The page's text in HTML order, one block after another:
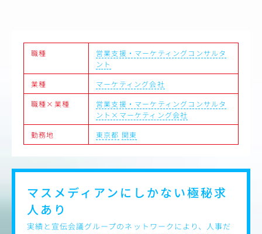
価・契約・スキーム）
別するフィルター
可能な案件を創出し続ける状態
る案件を設計できている状態
語化・再現性がある状態
利）への強いコミット
築志向
・同社マーケテ
・社内ミーティ
・役員秘書業務
【作成する資料
・ＰＥＳＴ・５
職種
営業支援・マーケティングコンサルタ
ント
業種
マーケティング会社
職種×業種
営業支援・マーケティングコンサルタ
ント×マーケティング会社
勤務地
東京都 関東
マスメディアンにしかない極秘求
人あり
実績と宣伝会議グループのネットワークにより、人事だ